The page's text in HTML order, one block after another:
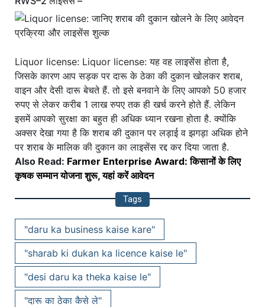
Liquor license: Liquor license: यह वह लाइसेंस होता है,
जिसके कारण आप सड़क पर दारू के ठेका की दुकान खोलकर शराब,
वाइन और देसी दारू बेचते हैं. तो इसे बनवाने के लिए आपको 50 हजार
रुपए से लेकर करीब 1 लाख रुपए तक ही खर्च करने होते हैं. लेकिन
इसमें आपको सुरक्षा का बहुत ही अधिक ध्यान रखना होता है. क्योंकि
अक्सर देखा गया है कि शराब की दुकान पर लड़ाई व झगड़ा अधिक होने
पर शराब के मालिक की दुकान का लाइसेंस रद्द कर दिया जाता है.
Also Read: Farmer Enterprise Award: किसानों के लिए
कृषक सम्मान योजना शुरू, यहां करें आवेदन
Tags
"daru ka business kaise kare"
"sharab ki dukan ka licence kaise le"
"desi daru ka theka kaise le"
"दारू का ठेका कैसे ले"